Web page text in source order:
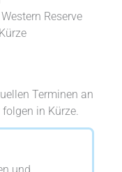
Reserve
Terminen an
folgen in Kürze.